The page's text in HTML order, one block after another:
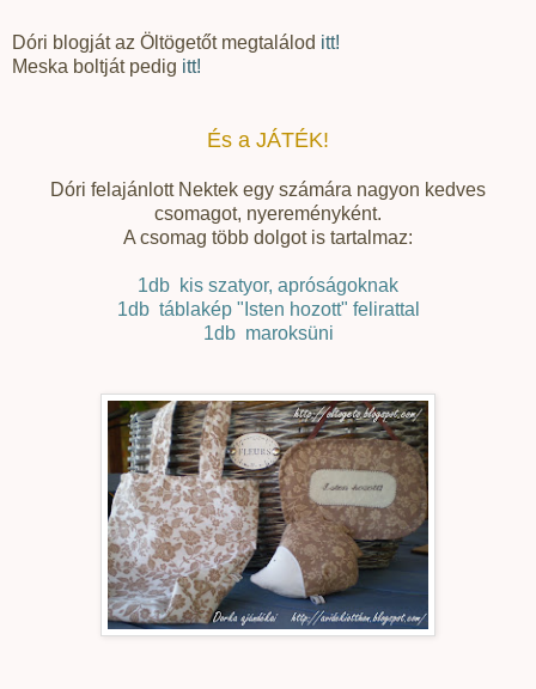
Dóri blogját az Öltögetőt megtalálod itt!
Meska boltját pedig itt!
És a JÁTÉK!
Dóri felajánlott Nektek egy számára nagyon kedves
csomagot, nyereményként.
A csomag több dolgot is tartalmaz:
1db kis szatyor, apróságoknak
1db táblakép "Isten hozott" felirattal
1db maroksüni